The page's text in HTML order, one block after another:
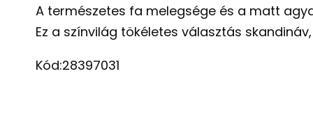
A természetes fa melegsége és a matt
Ez a színvilág tökéletes választás
Kód:28397031